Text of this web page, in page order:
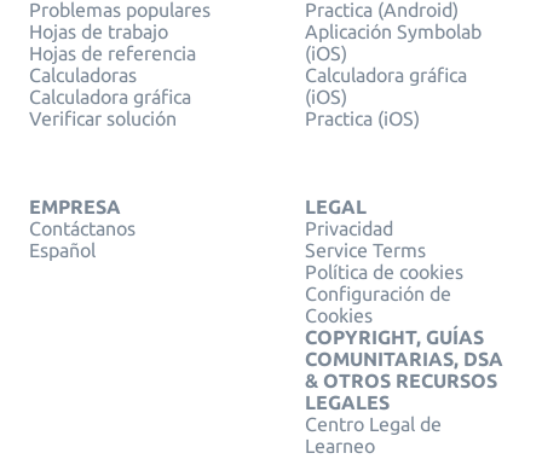
Problemas populares
Hojas de trabajo
Hojas de referencia
Calculadoras
Calculadora gráfica
Verificar solución
Practica (Android)
Aplicación Symbolab
(iOS)
Calculadora gráfica
(iOS)
Practica (iOS)
EMPRESA
Contáctanos
Español
LEGAL
Privacidad
Service Terms
Política de cookies
Configuración de
Cookies
COPYRIGHT, GUÍAS
COMUNITARIAS, DSA
& OTROS RECURSOS
LEGALES
Centro Legal de
Learneo